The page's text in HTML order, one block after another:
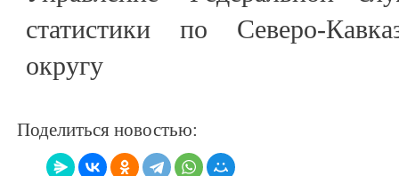
статистики по Северо-
округу
Поделиться новостью: